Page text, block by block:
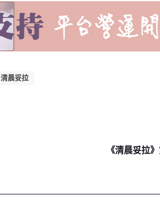
清晨妥拉
《清晨妥拉